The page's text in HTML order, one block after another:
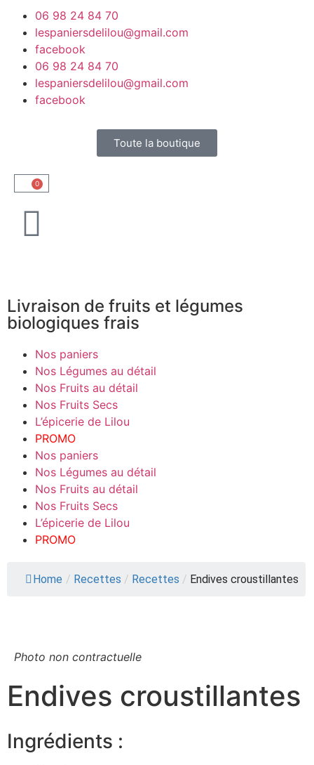
06 98 24 84 70
lespaniersdelilou@gmail.com
facebook
06 98 24 84 70
lespaniersdelilou@gmail.com
facebook
Toute la boutique
0
Livraison de fruits et légumes
biologiques frais
Nos paniers
Nos Légumes au détail
Nos Fruits au détail
Nos Fruits Secs
L’épicerie de Lilou
PROMO
Nos paniers
Nos Légumes au détail
Nos Fruits au détail
Nos Fruits Secs
L’épicerie de Lilou
PROMO
Home / Recettes / Recettes / Endives croustillantes
Photo non contractuelle
Endives croustillantes
Ingrédients :